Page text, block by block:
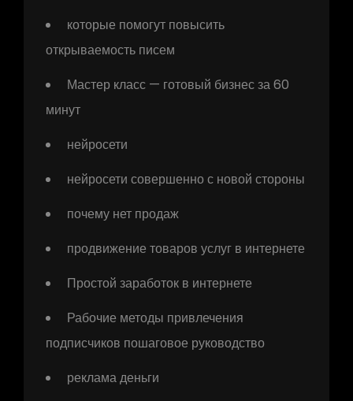
которые помогут повысить
открываемость писем
Мастер класс — готовый бизнес за 60
минут
нейросети
нейросети совершенно с новой стороны
почему нет продаж
продвижение товаров услуг в интернете
Простой заработок в интернете
Рабочие методы привлечения
подписчиков пошаговое руководство
реклама деньги